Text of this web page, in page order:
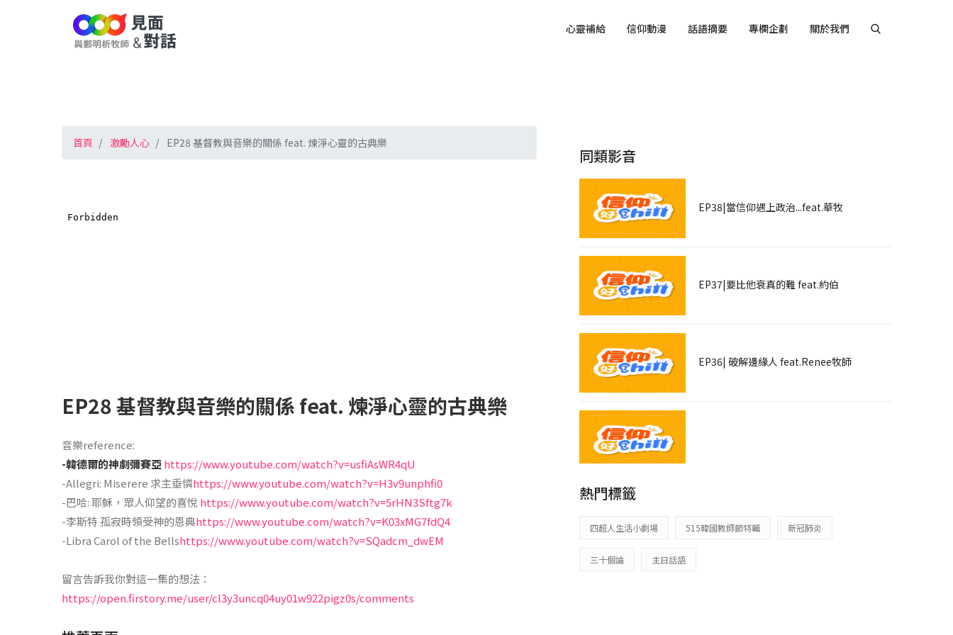
心靈補給 信仰動漫 話語摘要 專欄企劃 關於我們
首頁 激勵人心 EP28 基督教與音樂的關係 feat. 煉淨心靈的古典樂
EP28 基督教與音樂的關係 feat. 煉淨心靈的古典樂
音樂reference:
-韓德爾的神劇彌賽亞https://www.youtube.com/watch?v=usfiAsWR4qU
-Allegri: Miserere 求主垂憐https://www.youtube.com/watch?v=H3v9unphfi0
-巴哈: 耶穌，眾人仰望的喜悅 https://www.youtube.com/watch?v=5rHN3Sftg7k
-李斯特 孤寂時領受神的恩典https://www.youtube.com/watch?v=K03xMG7fdQ4
-Libra Carol of the Bellshttps://www.youtube.com/watch?v=SQadcm_dwEM
留言告訴我你對這一集的想法：
https://open.firstory.me/user/cl3y3uncq04uy01w922pigz0s/comments
同類影音
EP38|當信仰遇上政治...feat.華牧
EP37|要比他衰真的難 feat.約伯
EP36| 破解邊緣人 feat.Renee牧師
熱門標籤
四超人生活小劇場 515韓國教師節特輯 新冠肺炎
三十個論 主日話語